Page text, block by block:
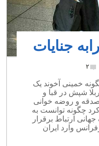
جنایات
۲
خمینی آخوند یک
شپش در قبا و
صدقه و روضه خوانی
چگونه توانست به
ارتباط برقرار
وارد ایران